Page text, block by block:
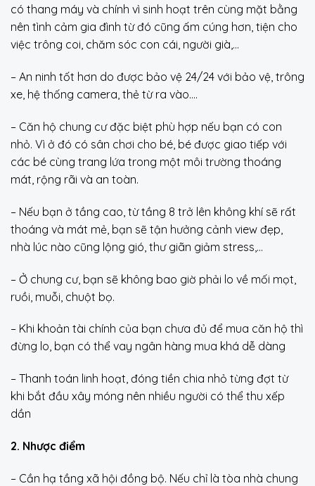
có thang máy và chính vì sinh hoạt trên cùng mặt bằng
nên tình cảm gia đình từ đó cũng ấm cúng hơn, tiện cho
việc trông coi, chăm sóc con cái, người già,…
– An ninh tốt hơn do được bảo vệ 24/24 với bảo vệ, trông
xe, hệ thống camera, thẻ từ ra vào….
– Căn hộ chung cư đặc biệt phù hợp nếu bạn có con
nhỏ. Vì ở đó có sân chơi cho bé, bé được giao tiếp với
các bé cùng trang lứa trong một môi trường thoáng
mát, rộng rãi và an toàn.
– Nếu bạn ở tầng cao, từ tầng 8 trở lên không khí sẽ rất
thoáng và mát mẻ, bạn sẽ tận hưởng cảnh view đẹp,
nhà lúc nào cũng lộng gió, thư giãn giảm stress,…
– Ở chung cư, bạn sẽ không bao giờ phải lo về mối mọt,
ruồi, muỗi, chuột bọ.
– Khi khoản tài chính của bạn chưa đủ để mua căn hộ thì
đừng lo, bạn có thể vay ngân hàng mua khá dễ dàng
– Thanh toán linh hoạt, đóng tiền chia nhỏ từng đợt từ
khi bắt đầu xây móng nên nhiều người có thể thu xếp
dần
2. Nhược điểm
– Cần hạ tầng xã hội đồng bộ. Nếu chỉ là tòa nhà chung